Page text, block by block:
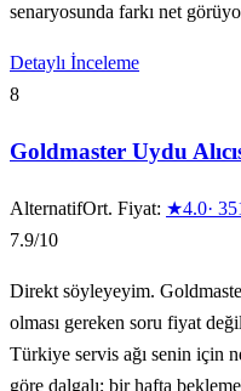
senaryosunda farkı net
Detaylı İnceleme
8
Goldmaster Uydu
AlternatifOrt. Fiyat: ★4.0·
7.9/10
Direkt söyleyeyim.
olması gereken soru fiyat
Türkiye servis ağı senin için
göre dalgalı; bir hafta